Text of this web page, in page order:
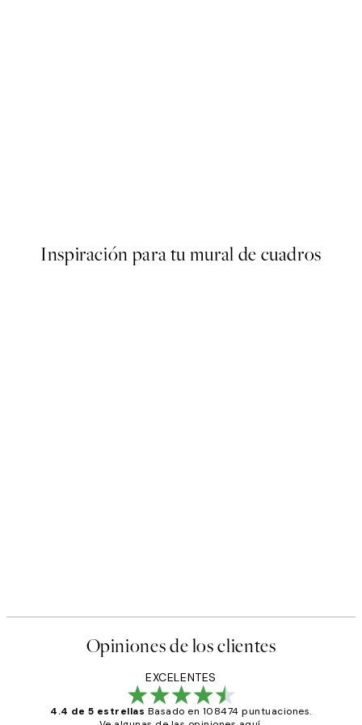
Inspiración para tu mural de cuadros
Opiniones de los clientes
EXCELENTES
4.4 de 5 estrellas Basado en 108474 puntuaciones.